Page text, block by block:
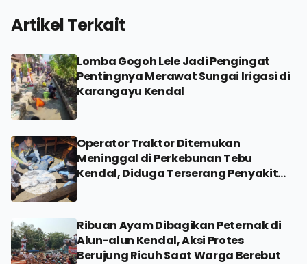
Artikel Terkait
Lomba Gogoh Lele Jadi Pengingat
Pentingnya Merawat Sungai Irigasi di
Karangayu Kendal
Operator Traktor Ditemukan
Meninggal di Perkebunan Tebu
Kendal, Diduga Terserang Penyakit
Ribuan Ayam Dibagikan Peternak di
Alun-alun Kendal, Aksi Protes
Berujung Ricuh Saat Warga Berebut